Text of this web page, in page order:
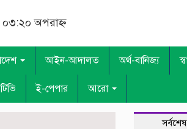
অপরাহ্ন
আইন-আদালত অর্থ-বানিজ্য
ই-পেপার আরো